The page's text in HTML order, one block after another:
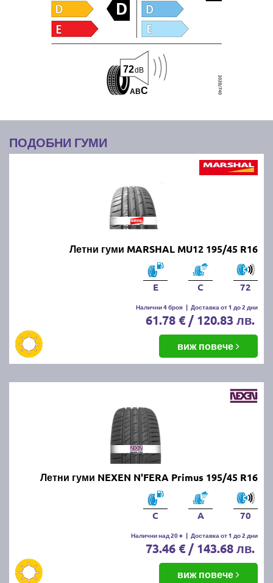
ABC
72dB
ПОДОБНИ ГУМИ
Летни гуми MARSHAL MU12 195/45 R16
E C 72
Налични 4 броя | Доставка от 1 до 2 дни
61.78 € / 120.83 лв.
виж повече
Летни гуми NEXEN N'FERA Primus 195/45 R16
C A 70
Налични над 20 + | Доставка от 1 до 2 дни
73.46 € / 143.68 лв.
виж повече